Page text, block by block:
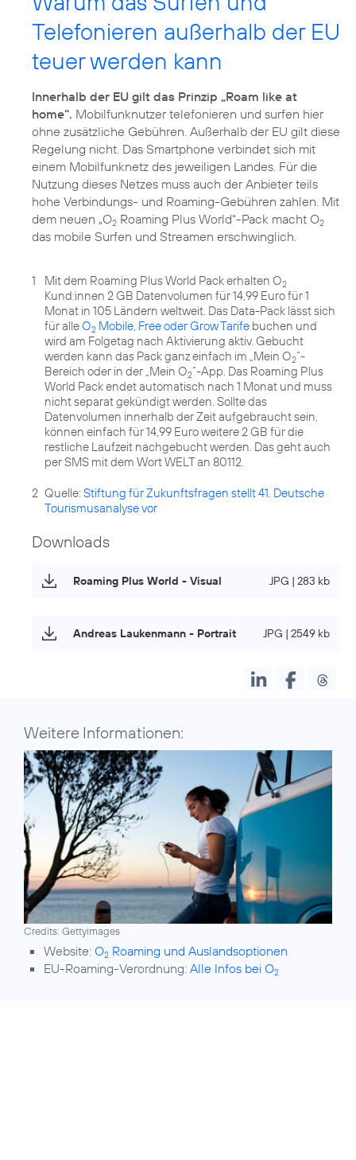
Telefonieren außerhalb der EU
teuer werden kann
Innerhalb der EU gilt das Prinzip „Roam like at
home“. Mobilfunknutzer telefonieren und surfen hier
ohne zusätzliche Gebühren. Außerhalb der EU gilt diese
Regelung nicht. Das Smartphone verbindet sich mit
einem Mobilfunknetz des jeweiligen Landes. Für die
Nutzung dieses Netzes muss auch der Anbieter teils
hohe Verbindungs- und Roaming-Gebühren zahlen. Mit
dem neuen „O2 Roaming Plus World“-Pack macht O2
das mobile Surfen und Streamen erschwinglich.
1 Mit dem Roaming Plus World Pack erhalten O2
Kund:innen 2 GB Datenvolumen für 14,99 Euro für 1
Monat in 105 Ländern weltweit. Das Data-Pack lässt sich
für alleO2 Mobile, Free oder Grow Tarife buchen und
wird am Folgetag nach Aktivierung aktiv. Gebucht
werden kann das Pack ganz einfach im „Mein O2“-
Bereich oder in der „Mein O2“-App. Das Roaming Plus
World Pack endet automatisch nach 1 Monat und muss
nicht separat gekündigt werden. Sollte das
Datenvolumen innerhalb der Zeit aufgebraucht sein,
können einfach für 14,99 Euro weitere 2 GB für die
restliche Laufzeit nachgebucht werden. Das geht auch
per SMS mit dem Wort WELT an 80112.
2 Quelle: Stiftung für Zukunftsfragen stellt 41. Deutsche
Tourismusanalyse vor
Downloads
Roaming Plus World - Visual JPG | 283 kb
Andreas Laukenmann - Portrait JPG | 2549 kb
Weitere Informationen:
Credits: Gettyimages
Website: O2 Roaming und Auslandsoptionen
EU-Roaming-Verordnung: Alle Infos bei O2